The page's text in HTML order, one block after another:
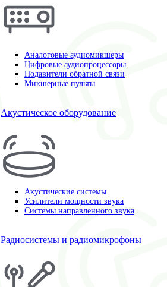
Аналоговые аудиомикшеры
Цифровые аудиопроцессоры
Подавители обратной связи
Микшерные пульты
Акустическое оборудование
Акустические системы
Усилители мощности звука
Системы направленного звука
Радиосистемы и радиомикрофоны